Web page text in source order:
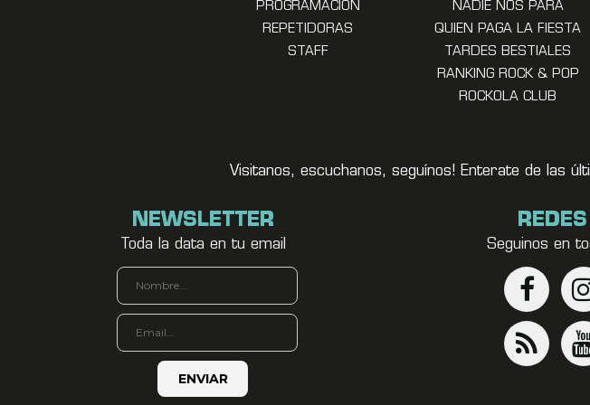
PROGRAMACION
REPETIDORAS
STAFF
NADIE NOS PARA
QUIEN PAGA LA FIESTA
TARDES BESTIALES
RANKING ROCK & POP
ROCKOLA CLUB
Visitanos, escuchanos, seguínos! Enterate de las
NEWSLETTER
Toda la data en tu email Seguinos en